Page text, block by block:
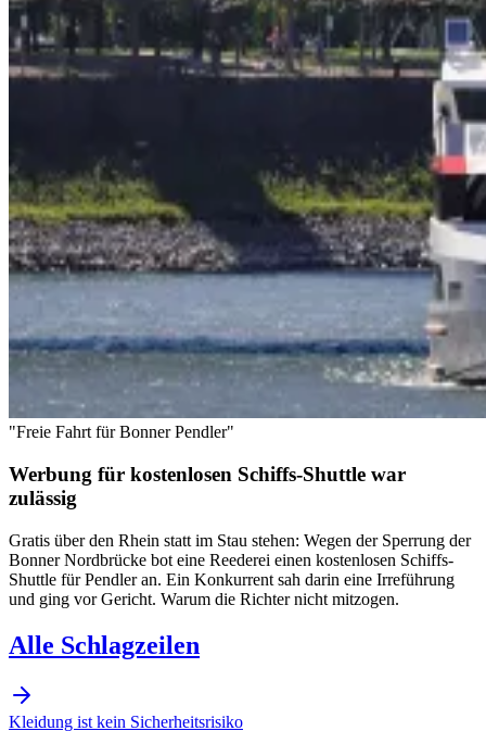
"Freie Fahrt für Bonner Pendler"
Werbung für kostenlosen Schiffs-Shuttle war
zulässig
Gratis über den Rhein statt im Stau stehen: Wegen der Sperrung der
Bonner Nordbrücke bot eine Reederei einen kostenlosen Schiffs-
Shuttle für Pendler an. Ein Konkurrent sah darin eine Irreführung
und ging vor Gericht. Warum die Richter nicht mitzogen.
Alle Schlagzeilen
Kleidung ist kein Sicherheitsrisiko